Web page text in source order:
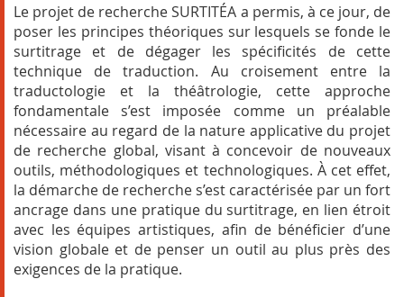
Le projet de recherche SURTITÉA a permis, à ce jour, de
poser les principes théoriques sur lesquels se fonde le
surtitrage et de dégager les spécificités de cette
technique de traduction. Au croisement entre la
traductologie et la théâtrologie, cette approche
fondamentale s’est imposée comme un préalable
nécessaire au regard de la nature applicative du projet
de recherche global, visant à concevoir de nouveaux
outils, méthodologiques et technologiques. À cet effet,
la démarche de recherche s’est caractérisée par un fort
ancrage dans une pratique du surtitrage, en lien étroit
avec les équipes artistiques, afin de bénéficier d’une
vision globale et de penser un outil au plus près des
exigences de la pratique.